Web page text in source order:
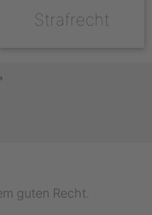
Strafrecht
guten Recht.